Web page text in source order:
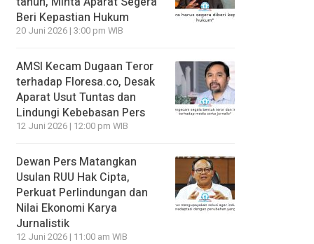
Beri Kepastian Hukum
20 Juni 2026 | 3:00 pm WIB
AMSI Kecam Dugaan Teror
terhadap Floresa.co, Desak
Aparat Usut Tuntas dan
Lindungi Kebebasan Pers
12 Juni 2026 | 12:00 pm WIB
Dewan Pers Matangkan
Usulan RUU Hak Cipta,
Perkuat Perlindungan dan
Nilai Ekonomi Karya
Jurnalistik
12 Juni 2026 | 11:00 am WIB